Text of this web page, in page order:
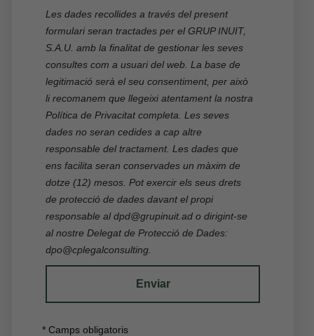
E-mail
Accedir
Les dades recollides a través del present
formulari seran tractades per el GRUP INUIT,
S.A.U. amb la finalitat de gestionar les seves
consultes com a usuari del web. La base de
legitimació serà el seu consentiment, per això
li recomanem que llegeixi atentament la nostra
Política de Privacitatcompleta. Les seves
dades no seran cedides a cap altre
responsable del tractament. Les dades que
ens facilita seran conservades un màxim de
dotze (12) mesos. Pot exercir els seus drets
de protecció de dades davant el propi
responsable aldpd@grupinuit.ad o dirigint-se
al nostre Delegat de Protecció de Dades:
dpo@cplegalconsulting
Enviar
* Camps obligatoris